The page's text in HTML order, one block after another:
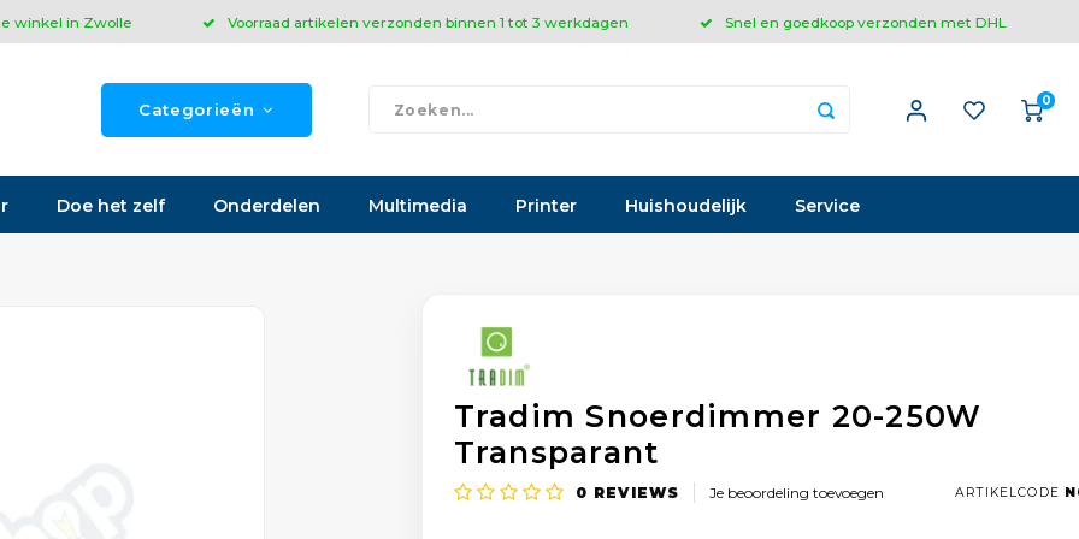
winkel in Zwolle Voorraad artikelen verzonden binnen 1 tot 3 werkdagen Snel en goedkoop verzonden met DHL
Categorieën 0
Doe het zelf Onderdelen Multimedia Printer Huishoudelijk Service
Tradim Snoerdimmer 20-250W
Transparant
0 REVIEWS Je beoordeling toevoegen ARTIKELCODE